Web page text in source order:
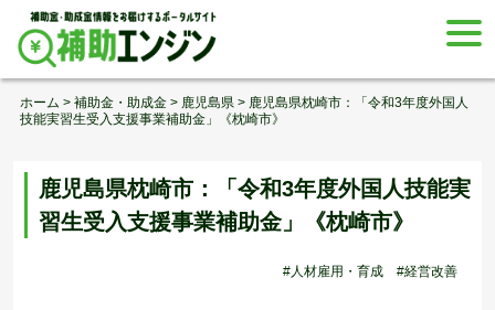
Skip
content
ホーム > 補助金・助成金 > 鹿児島県 > 鹿児島県枕崎市：「令和3年度外国人
技能実習生受入支援事業補助金」《枕崎市》
鹿児島県枕崎市：「令和3年度外国人技能実
習生受入支援事業補助金」《枕崎市》
#人材雇用・育成 #経営改善